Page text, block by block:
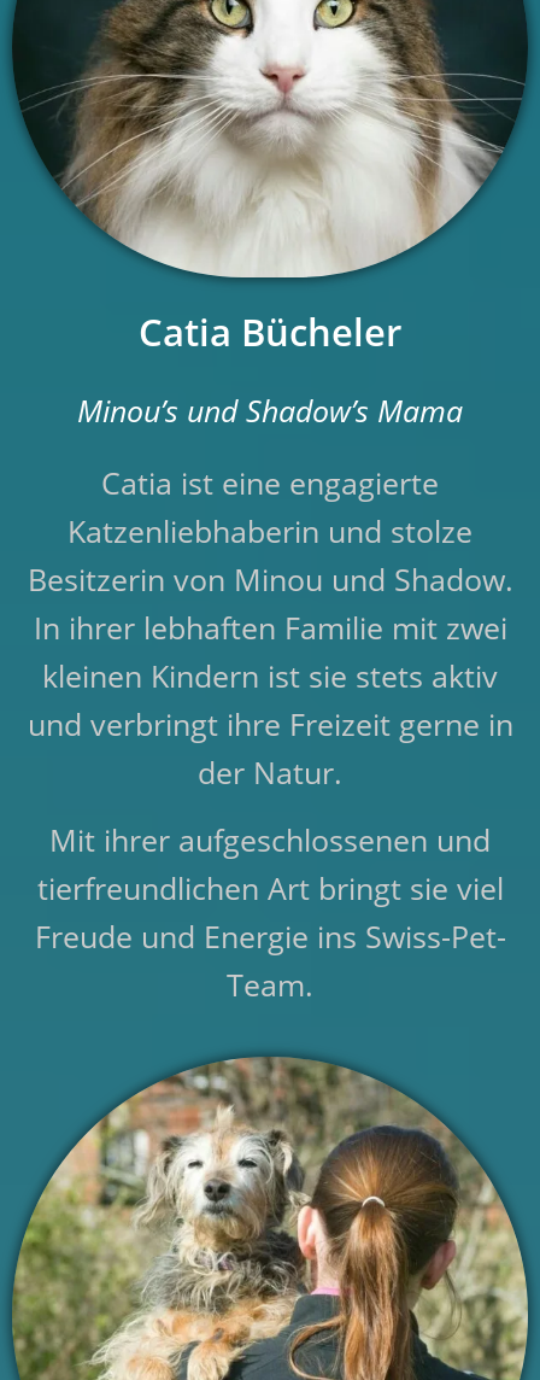
Catia Bücheler
Minou’s und Shadow’s Mama
Catia ist eine engagierte
Katzenliebhaberin und stolze
Besitzerin von Minou und Shadow.
In ihrer lebhaften Familie mit zwei
kleinen Kindern ist sie stets aktiv
und verbringt ihre Freizeit gerne in
der Natur.
Mit ihrer aufgeschlossenen und
tierfreundlichen Art bringt sie viel
Freude und Energie ins Swiss-Pet-
Team.